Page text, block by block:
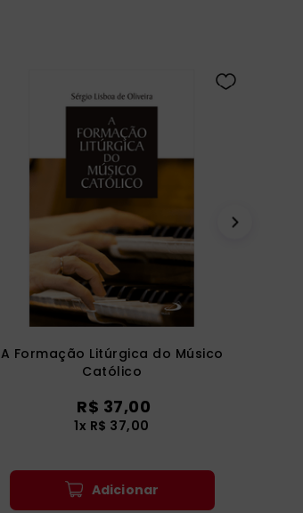
A Formação Litúrgica do Músico
Católico
R$ 37,00
1x R$ 37,00
Adicionar